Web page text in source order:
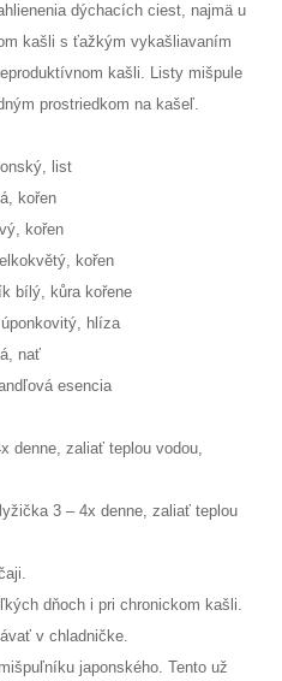
dýchacích ciest, najmä u
kašli s ťažkým vykašliavaním
kašli. Listy mišpule
prostriedkom na kašeľ.
list
kořen
kořen
kořen
bílý, kůra kořene
hlíza
nať
esencia
denne, zaliať teplou vodou,
3 – 4x denne, zaliať teplou
dňoch i pri chronickom kašli.
v chladničke.
japonského. Tento už